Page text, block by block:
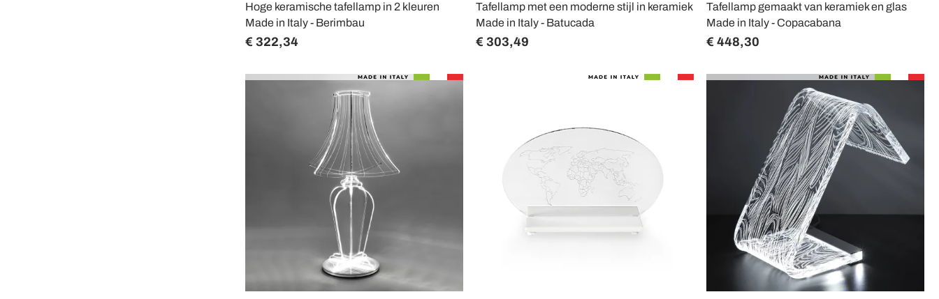
Hoge keramische tafellamp in 2 kleuren
Made in Italy - Berimbau
€ 322,34
Tafellamp met een moderne stijl in keramiek
Made in Italy - Batucada
€ 303,49
Tafellamp gemaakt van keramiek en glas
Made in Italy - Copacabana
€ 448,30